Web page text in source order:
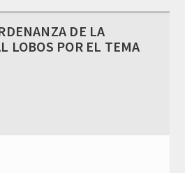
DE LA
LOBOS POR EL TEMA